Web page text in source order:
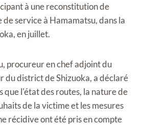
à une reconstitution de
de service à Hamamatsu, dans la
en juillet.
procureur en chef adjoint du
du district de Shizuoka, a déclaré
que l'état des routes, la nature de
de la victime et les mesures
récidive ont été pris en compte